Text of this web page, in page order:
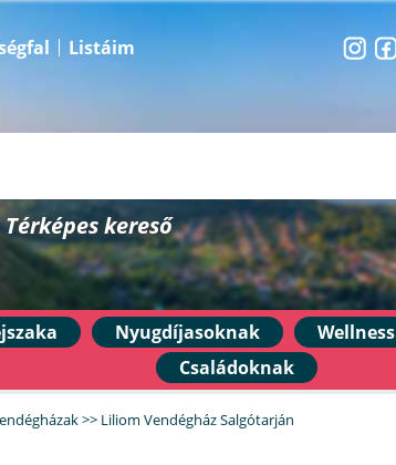
Listáim
Térképes kereső
Nyugdíjasoknak Wellness
Családoknak
>> Liliom Vendégház Salgótarján